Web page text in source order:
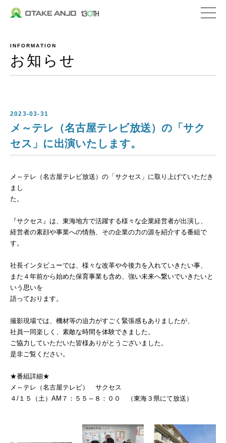
私たちが選ばれる理
セメント関連／地盤
Basilisk HA（バジリ
レベリング材／グラ
（都市計画工事）
子育て支援事業
&ACTION
INFORMATION
お知らせ
2023-03-31
メ～テレ（名古屋テレビ放送）の「サク
セス」に出演いたします。
メ～テレ（名古屋テレビ放送）の「サクセス」に取り上げていただき
まし
た。
『サクセス』は、東海地方で活躍する様々な企業経営者が出演し、
経営者の素顔や事業への情熱、その企業の力の源を紹介する番組で
す。
社長インタビューでは、様々な改革や今後力を入れていきたい事、
また４年前から始めた保育事業も含め、強い未来へ繋いでいきたいと
いう思いを
語っております。
撮影現場では、機材等の迫力がすごく緊張感もありましたが、
社員一同楽しく、素敵な時間を体験できました。
ご協力していただいた皆様ありがとうございました。
是非ご覧ください。
★番組詳細★
メ～テレ（名古屋テレビ） サクセス
４/１５（土）AM７：５５～８：００ （東海３県にて放送）